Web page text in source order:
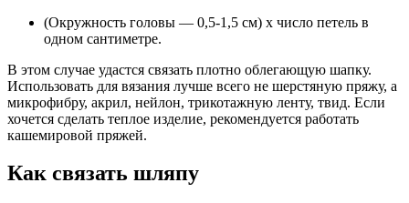
(Окружность головы — 0,5-1,5 см) х число петель в
одном сантиметре.
В этом случае удастся связать плотно облегающую шапку.
Использовать для вязания лучше всего не шерстяную пряжу, а
микрофибру, акрил, нейлон, трикотажную ленту, твид. Если
хочется сделать теплое изделие, рекомендуется работать
кашемировой пряжей.
Как связать шляпу